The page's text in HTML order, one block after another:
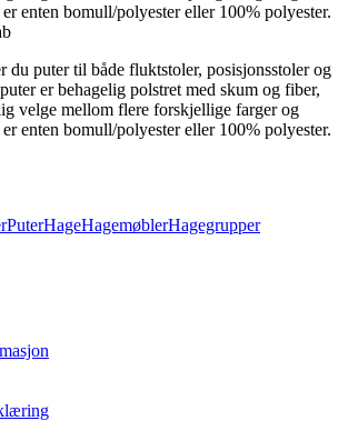
enten bomull/polyester eller 100% polyester.
du puter til både fluktstoler, posisjonsstoler og
er behagelig polstret med skum og fiber,
velge mellom flere forskjellige farger og
enten bomull/polyester eller 100% polyester.
PuterHageHagemøblerHagegrupper